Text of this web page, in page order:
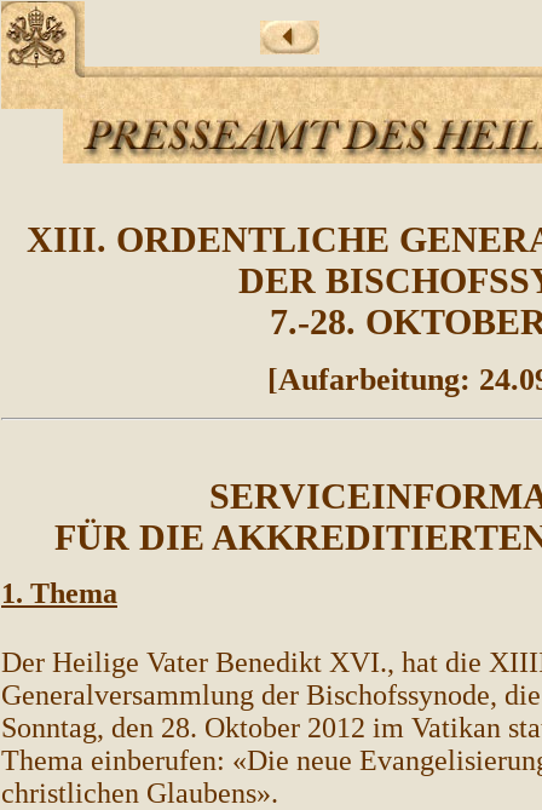
XIII. ORDENTLICHE
DER
7.-28.
[Aufarbeitung: 24
FÜR DIE
1. Thema
Der Heilige Vater Benedikt XVI., hat die
Generalversammlung der Bischofssynode,
Sonntag, den 28. Oktober 2012 im Vatikan
Thema einberufen: «Die neue
christlichen Glaubens».